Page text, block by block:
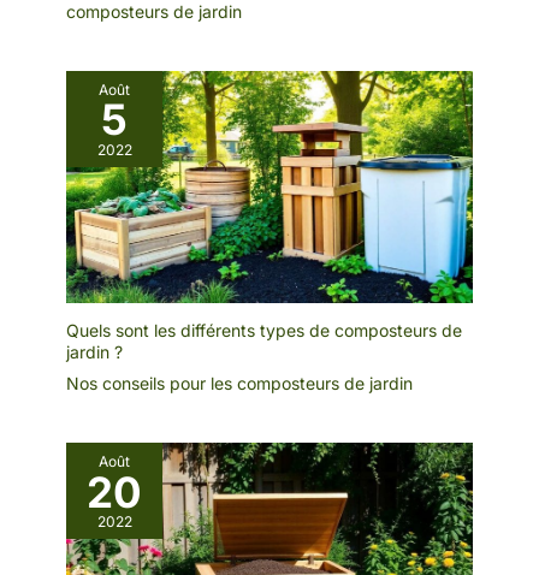
composteurs de jardin
Août
5
2022
Quels sont les différents types de composteurs de
jardin ?
Nos conseils pour les composteurs de jardin
Août
20
2022